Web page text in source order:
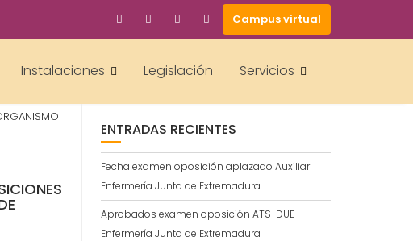
Campus virtual
Instalaciones Legislación Servicios
ENTRADAS RECIENTES
Fecha examen oposición aplazado Auxiliar
Enfermería Junta de Extremadura
Aprobados examen oposición ATS-DUE
Enfermería Junta de Extremadura